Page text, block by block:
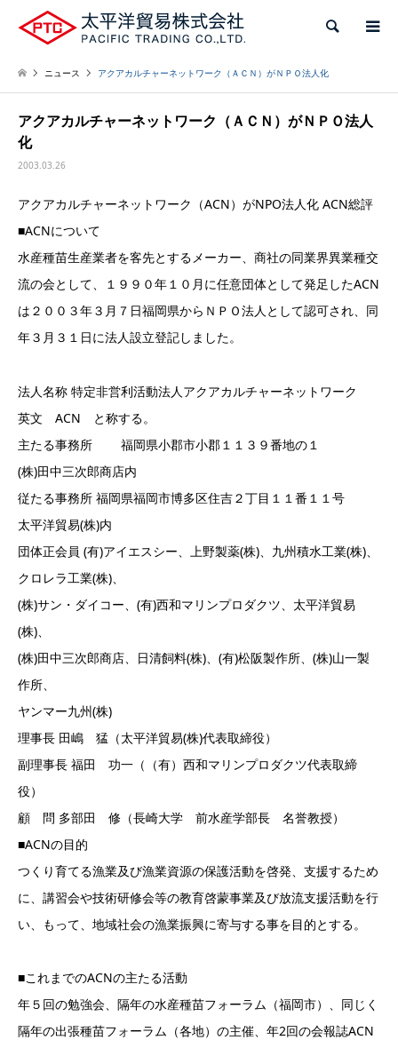
検索
ニュース アクアカルチャーネットワーク（ＡＣＮ）がＮＰＯ法人化
アクアカルチャーネットワーク（ＡＣＮ）がＮＰＯ法人
化
2003.03.26
アクアカルチャーネットワーク（ACN）がNPO法人化 ACN総評
■ACNについて
水産種苗生産業者を客先とするメーカー、商社の同業界異業種交
流の会として、１９９０年１０月に任意団体として発足したACN
は２００３年３月７日福岡県からＮＰＯ法人として認可され、同
年３月３１日に法人設立登記しました。
法人名称 特定非営利活動法人アクアカルチャーネットワーク
英文 ACN と称する。
主たる事務所 福岡県小郡市小郡１１３９番地の１
(株)田中三次郎商店内
従たる事務所 福岡県福岡市博多区住吉２丁目１１番１１号
太平洋貿易(株)内
団体正会員 (有)アイエスシー、上野製薬(株)、九州積水工業(株)、
クロレラ工業(株)、
(株)サン・ダイコー、(有)西和マリンプロダクツ、太平洋貿易
(株)、
(株)田中三次郎商店、日清飼料(株)、(有)松阪製作所、(株)山一製
作所、
ヤンマー九州(株)
理事長 田嶋 猛（太平洋貿易(株)代表取締役）
副理事長 福田 功一（（有）西和マリンプロダクツ代表取締
役）
顧 問 多部田 修（長崎大学 前水産学部長 名誉教授）
■ACNの目的
つくり育てる漁業及び漁業資源の保護活動を啓発、支援するため
に、講習会や技術研修会等の教育啓蒙事業及び放流支援活動を行
い、もって、地域社会の漁業振興に寄与する事を目的とする。
■これまでのACNの主たる活動
年５回の勉強会、隔年の水産種苗フォーラム（福岡市）、同じく
隔年の出張種苗フォーラム（各地）の主催、年2回の会報誌ACN